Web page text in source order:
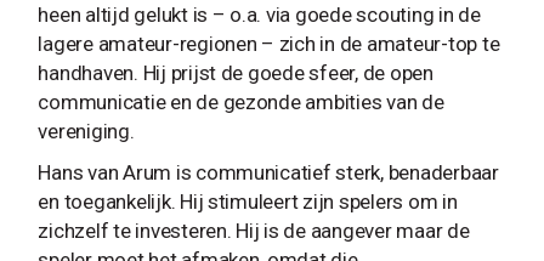
heen altijd gelukt is – o.a. via goede scouting in de
lagere amateur-regionen – zich in de amateur-top te
handhaven. Hij prijst de goede sfeer, de open
communicatie en de gezonde ambities van de
vereniging.
Hans van Arum is communicatief sterk, benaderbaar
en toegankelijk. Hij stimuleert zijn spelers om in
zichzelf te investeren. Hij is de aangever maar de